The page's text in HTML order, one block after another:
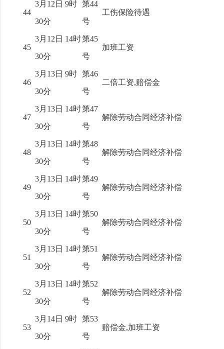
44
3月12日 9时
30分
第44
号
工伤保险待遇
45
3月12日 14时
30分
第45
号
加班工资
46
3月13日 9时
30分
第46
号
二倍工资,赔偿金
47
3月13日 14时
30分
第47
号
解除劳动合同经济补偿
48
3月13日 14时
30分
第48
号
解除劳动合同经济补偿
49
3月13日 14时
30分
第49
号
解除劳动合同经济补偿
50
3月13日 14时
30分
第50
号
解除劳动合同经济补偿
51
3月13日 14时
30分
第51
号
解除劳动合同经济补偿
52
3月13日 14时
30分
第52
号
解除劳动合同经济补偿
53
3月14日 9时
30分
第53
号
赔偿金,加班工资